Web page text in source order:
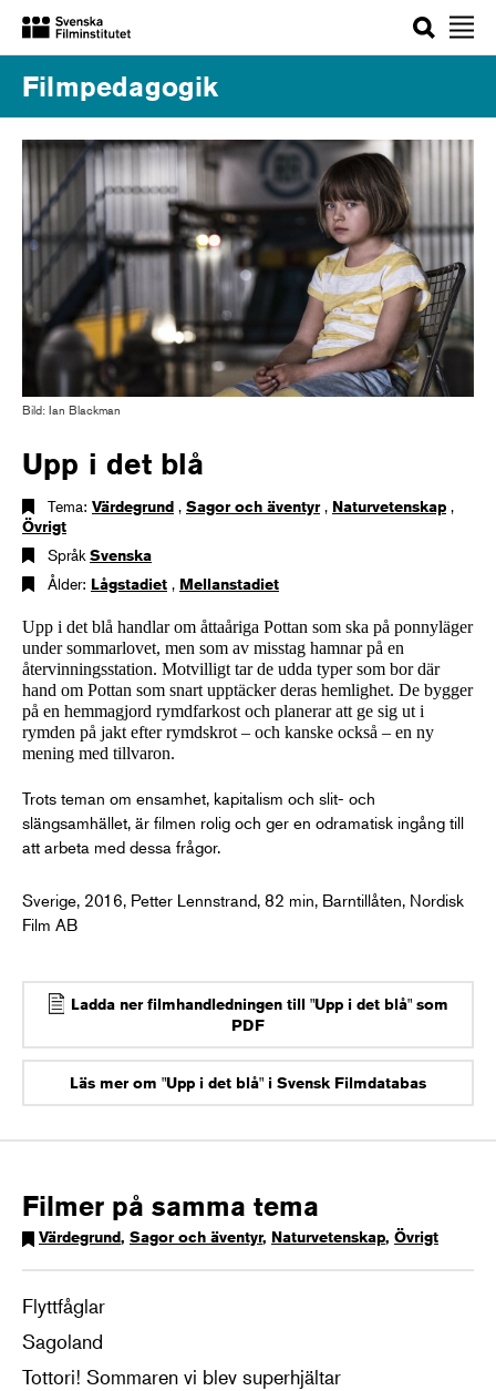
Sök
Filmpedagogik
Bild: Ian Blackman
Upp i det blå
Tema: Värdegrund , Sagor och äventyr, Naturvetenskap ,
Övrigt
Språk Svenska
Ålder: Lågstadiet , Mellanstadiet
Upp i det blå handlar om åttaåriga Pottan som ska på ponnyläger
under sommarlovet, men som av misstag hamnar på en
återvinningsstation. Motvilligt tar de udda typer som bor där
hand om Pottan som snart upptäcker deras hemlighet. De bygger
på en hemmagjord rymdfarkost och planerar att ge sig ut i
rymden på jakt efter rymdskrot – och kanske också – en ny
mening med tillvaron.
Trots teman om ensamhet, kapitalism och slit- och
slängsamhället, är filmen rolig och ger en odramatisk ingång till
att arbeta med dessa frågor.
Sverige, 2016, Petter Lennstrand, 82 min, Barntillåten, Nordisk
Film AB
Ladda ner filmhandledningen till "Upp i det blå" som
PDF
Läs mer om "Upp i det blå" i Svensk Filmdatabas
Filmer på samma tema
Värdegrund, Sagor och äventyr, Naturvetenskap, Övrigt
Flyttfåglar
Sagoland
Tottori! Sommaren vi blev superhjältar